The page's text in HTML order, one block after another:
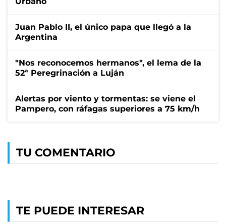
Juan Pablo II, el único papa que llegó a la
Argentina
"Nos reconocemos hermanos", el lema de la
52ª Peregrinación a Luján
Alertas por viento y tormentas: se viene el
Pampero, con ráfagas superiores a 75 km/h
TU COMENTARIO
TE PUEDE INTERESAR